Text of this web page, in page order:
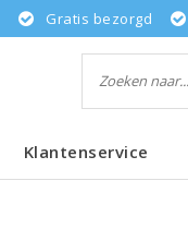
Gratis bezorgd
Klantenservice